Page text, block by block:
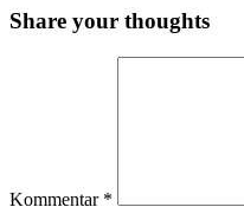
Share your thoughts
Kommentar *